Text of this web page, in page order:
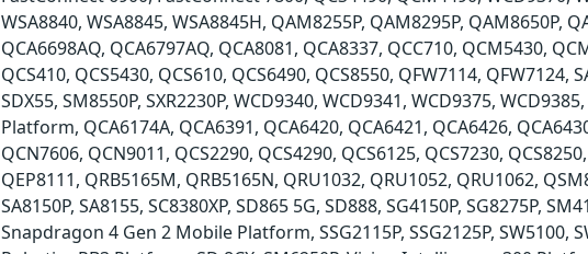
WSA8840, WSA8845, WSA8845H, QAM8255P, QAM8295P, QAM8650P,
QCA6698AQ, QCA6797AQ, QCA8081, QCA8337, QCC710, QCM5430,
QCS410, QCS5430, QCS610, QCS6490, QCS8550, QFW7114, QFW7124,
SDX55, SM8550P, SXR2230P, WCD9340, WCD9341, WCD9375,
Platform, QCA6174A, QCA6391, QCA6420, QCA6421, QCA6426,
QCN7606, QCN9011, QCS2290, QCS4290, QCS6125, QCS7230,
QEP8111, QRB5165M, QRB5165N, QRU1032, QRU1052, QRU1062,
SA8150P, SA8155, SC8380XP, SD865 5G, SD888, SG4150P, SG8275P,
Snapdragon 4 Gen 2 Mobile Platform, SSG2115P, SSG2125P, SW5100,